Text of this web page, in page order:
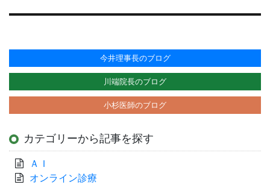
今井理事長のブログ
川端院長のブログ
小杉医師のブログ
カテゴリーから記事を探す
ＡＩ
オンライン診療